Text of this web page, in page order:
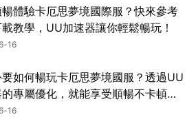
體驗卡厄思夢境國際服？快來參考
教學，UU加速器讓你輕鬆暢玩！
16
如何暢玩卡厄思夢境國服？透過UU
專屬優化，就能享受順暢不卡頓的
！
16